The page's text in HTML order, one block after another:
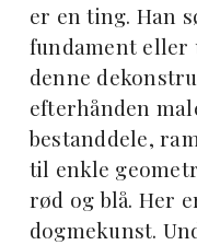
er en ting. Han
fundament eller
denne
efterhånden
bestanddele,
til enkle
rød og blå. Her
dogmekunst.